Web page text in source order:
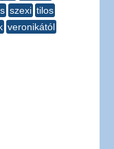
szexi tilos
veronikától